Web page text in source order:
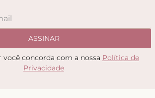
ASSINAR
você concorda com a nossa Política de
Privacidade